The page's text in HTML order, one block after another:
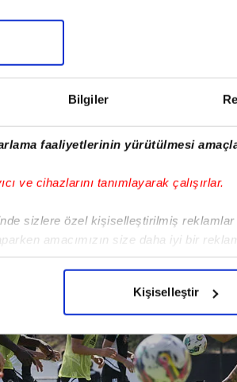
Bilgiler
faaliyetlerinin yürütülmesi
ve cihazlarını tanımlayarak çalışırlar.
sizlere özel kişiselleştirilmiş
amacımızın size daha iyi bir
gelen çabayı gösterdiğimizi ve bu
çerezlere izin vermedikleri takdirde,
için İnternet Sitemizde kendimize
verileriniz işlenmekte olup gerekli olan
Kişiselleştir
kadrosuna santrfor takviyesi
transferinde önemli bir aşama